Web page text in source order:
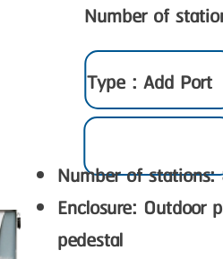
Number of
Type : Add Port
Number of
Enclosure: Outdoor
pedestal